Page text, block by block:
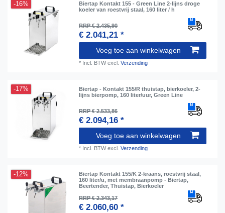
-16%
Biertap Kontakt 155 - Green Line 2-lijns droge
koeler van roestvrij staal, 160 liter / h
RRP € 2.435,90
€ 2.041,21 *
Voeg toe aan winkelwagen
* Incl. BTWexcl.Verzending
-17%
Biertap - Kontakt 155/R thuistap, bierkoeler, 2-
lijns bierpomp, 160 liter/uur, Green Line
RRP € 2.533,86
€ 2.094,16 *
Voeg toe aan winkelwagen
* Incl. BTWexcl.Verzending
-12%
Biertap Kontakt 155/K 2-kraans, roestvrij staal,
160 liter/u, met membraanpomp - Biertap,
Beertender, Thuistap, Bierkoeler
RRP € 2.343,17
€ 2.060,60 *